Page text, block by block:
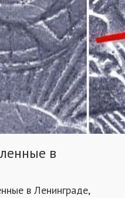
в
в Ленинграде,